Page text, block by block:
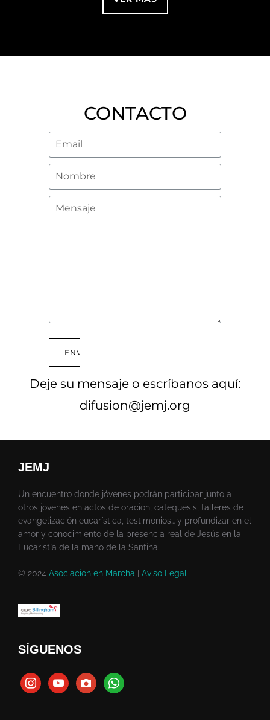
CONTACTO
ENVIAR
Deje su mensaje o escríbanos aquí:
difusion@jemj.org
JEMJ
Un encuentro donde jóvenes podrán participar junto a
otros jóvenes en actos de oración, catequesis, talleres de
evangelización eucarística, testimonios… y profundizar en el
amor y conocimiento de la presencia real de Jesús en la
Eucaristía de la mano de la Santina.
© 2024 Asociación en Marcha Aviso Legal
SÍGUENOS